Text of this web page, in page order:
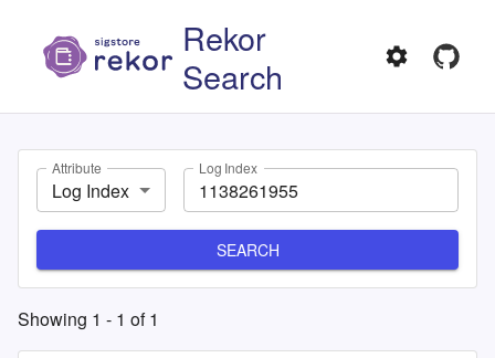
Rekor
Search
Attribute
Log Index
Log Index
SEARCH
Showing 1 - 1 of1